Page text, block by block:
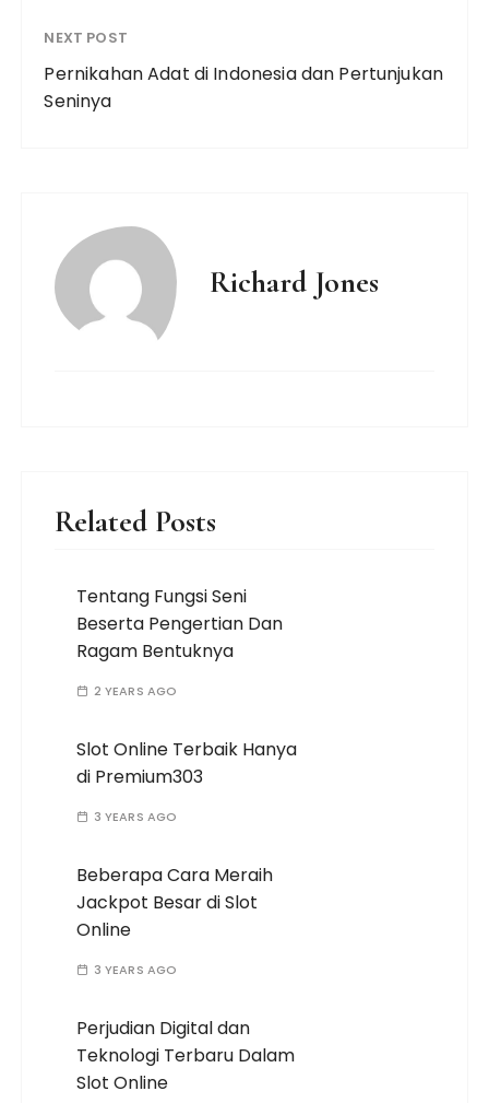
NEXT POST
Pernikahan Adat di Indonesia dan Pertunjukan
Seninya
Richard Jones
Related Posts
Tentang Fungsi Seni
Beserta Pengertian Dan
Ragam Bentuknya
2 YEARS AGO
Slot Online Terbaik Hanya
di Premium303
3 YEARS AGO
Beberapa Cara Meraih
Jackpot Besar di Slot
Online
3 YEARS AGO
Perjudian Digital dan
Teknologi Terbaru Dalam
Slot Online